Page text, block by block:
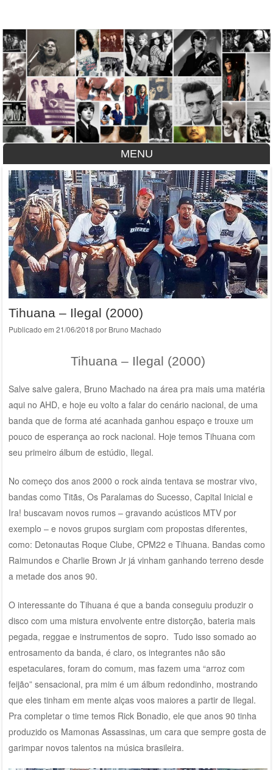
A História do Disco
MENU
Skip to content
Tihuana – Ilegal (2000)
Publicado em 21/06/2018 por Bruno Machado
Tihuana – Ilegal (2000)
Salve salve galera, Bruno Machado na área pra mais uma matéria
aqui no AHD, e hoje eu volto a falar do cenário nacional, de uma
banda que de forma até acanhada ganhou espaço e trouxe um
pouco de esperança ao rock nacional. Hoje temos Tihuana com
seu primeiro álbum de estúdio, Ilegal.
No começo dos anos 2000 o rock ainda tentava se mostrar vivo,
bandas como Titãs, Os Paralamas do Sucesso, Capital Inicial e
Ira! buscavam novos rumos – gravando acústicos MTV por
exemplo – e novos grupos surgiam com propostas diferentes,
como: Detonautas Roque Clube, CPM22 e Tihuana. Bandas como
Raimundos e Charlie Brown Jr já vinham ganhando terreno desde
a metade dos anos 90.
O interessante do Tihuana é que a banda conseguiu produzir o
disco com uma mistura envolvente entre distorção, bateria mais
pegada, reggae e instrumentos de sopro. Tudo isso somado ao
entrosamento da banda, é claro, os integrantes não são
espetaculares, foram do comum, mas fazem uma “arroz com
feijão” sensacional, pra mim é um álbum redondinho, mostrando
que eles tinham em mente alças voos maiores a partir de Ilegal.
Pra completar o time temos Rick Bonadio, ele que anos 90 tinha
produzido os Mamonas Assassinas, um cara que sempre gosta de
garimpar novos talentos na música brasileira.